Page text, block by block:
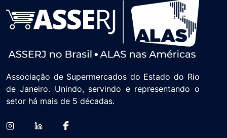
Associação de Supermercados do Estado do Rio
de Janeiro. Unindo, servindo e representando o
setor há mais de 5 décadas.